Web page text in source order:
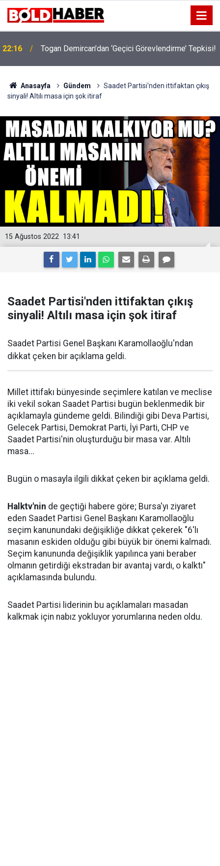
Togan Demircan’dan ‘Geçici Görevlendirme’ Tepkisi!
19:32 Sıcak Havalarda Ödem Şikayetini Hafife Almayın!
Anasayfa Gündem
Saadet Partisi'nden ittifaktan çıkış
sinyali! Altılı masa için şok itiraf
13:41
15 Ağustos 2022
Saadet Partisi'nden ittifaktan çıkış
sinyali! Altılı masa için şok itiraf
Saadet Partisi Genel Başkanı Karamollaoğlu'ndan
dikkat çeken bir açıklama geldi.
Millet ittifakı bünyesinde seçimlere katılan ve meclise
iki vekil sokan Saadet Partisi bugün beklenmedik bir
açıklamayla gündeme geldi. Bilindiği gibi Deva Partisi,
Gelecek Partisi, Demokrat Parti, İyi Parti, CHP ve
Saadet Partisi'nin oluşturduğu bir masa var. Altılı
masa...
Bugün o masayla ilgili dikkat çeken bir açıklama geldi.
Halktv'nin de geçtiği habere göre; Bursa'yı ziyaret
eden Saadet Partisi Genel Başkanı Karamollaoğlu
seçim kanunundaki değişikliğe dikkat çekerek "6'lı
masanın eskiden olduğu gibi büyük bir önemi kalmadı.
Seçim kanununda değişiklik yapılınca yani beraber
olmanın getirdiği ekstradan bir avantaj vardı, o kalktı"
açıklamasında bulundu.
Saadet Partisi liderinin bu açıklamaları masadan
kalkmak için nabız yokluyor yorumlarına neden oldu.